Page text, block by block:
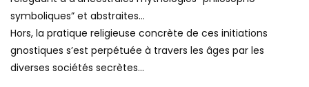
symboliques” et abstraites…
Hors, la pratique religieuse concrète de ces initiations
gnostiques s’est perpétuée à travers les âges par les
diverses sociétés secrètes…